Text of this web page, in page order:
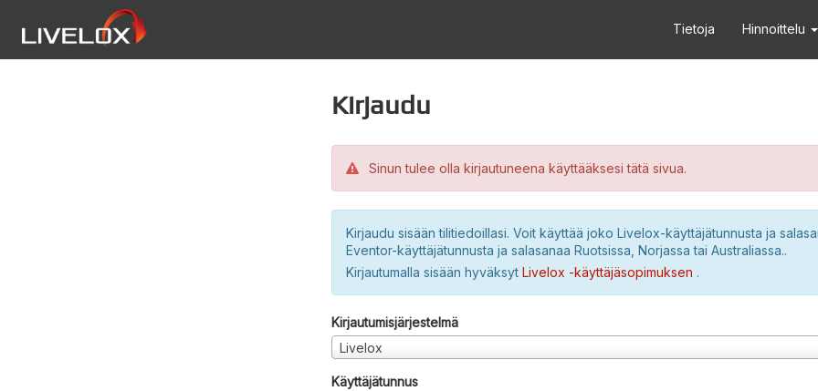
Tietoja Hinnoittelu
Kirjaudu
Sinun tulee olla kirjautuneena käyttääksesi tätä sivua.
Kirjaudu sisään tilitiedoillasi. Voit käyttää joko Livelox-käyttäjätunnusta ja
Eventor-käyttäjätunnusta ja salasanaa Ruotsissa, Norjassa tai Australiassa..
Kirjautumalla sisään hyväksyt Livelox -käyttäjäsopimuksen .
Kirjautumisjärjestelmä
Livelox
Käyttäjätunnus